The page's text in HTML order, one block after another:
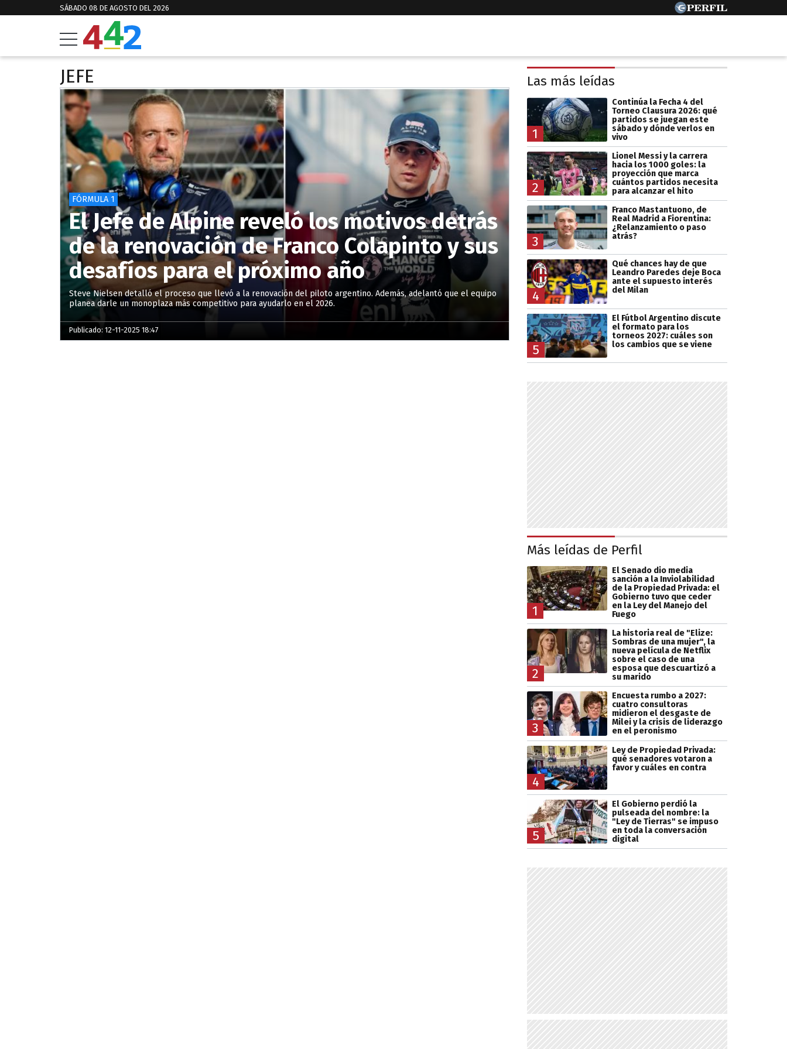
SÁBADO 08 DE AGOSTO DEL 2026
JEFE
FÓRMULA 1
El Jefe de Alpine reveló los motivos detrás
de la renovación de Franco Colapinto y sus
desafíos para el próximo año
Steve Nielsen detalló el proceso que llevó a la renovación del piloto argentino. Además, adelantó que el equipo
planea darle un monoplaza más competitivo para ayudarlo en el 2026.
Publicado: 12-11-2025 18:47
Las más leídas
1
Continúa la Fecha 4 del
Torneo Clausura 2026: qué
partidos se juegan este
sábado y dónde verlos en
vivo
2
Lionel Messi y la carrera
hacia los 1000 goles: la
proyección que marca
cuántos partidos necesita
para alcanzar el hito
3
Franco Mastantuono, de
Real Madrid a Fiorentina:
¿Relanzamiento o paso
atrás?
4
Qué chances hay de que
Leandro Paredes deje Boca
ante el supuesto interés
del Milan
5
El Fútbol Argentino discute
el formato para los
torneos 2027: cuáles son
los cambios que se viene
Más leídas de Perfil
1
El Senado dio media
sanción a la Inviolabilidad
de la Propiedad Privada: el
Gobierno tuvo que ceder
en la Ley del Manejo del
Fuego
2
La historia real de "Elize:
Sombras de una mujer", la
nueva película de Netflix
sobre el caso de una
esposa que descuartizó a
su marido
3
Encuesta rumbo a 2027:
cuatro consultoras
midieron el desgaste de
Milei y la crisis de liderazgo
en el peronismo
4
Ley de Propiedad Privada:
qué senadores votaron a
favor y cuáles en contra
5
El Gobierno perdió la
pulseada del nombre: la
"Ley de Tierras" se impuso
en toda la conversación
digital